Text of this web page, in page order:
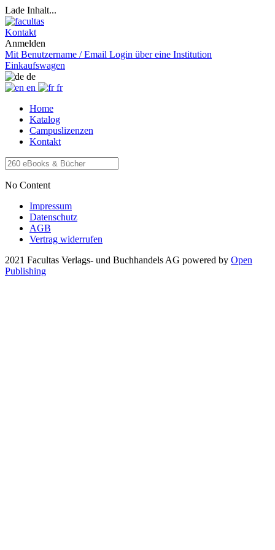
Lade Inhalt...
Kontakt
Anmelden
Mit Benutzername / Email Login über eine Institution
Einkaufswagen
de
en
fr
Home
Katalog
Campuslizenzen
Kontakt
No Content
Impressum
Datenschutz
AGB
Vertrag widerrufen
2021 Facultas Verlags- und Buchhandels AG powered by Open
Publishing